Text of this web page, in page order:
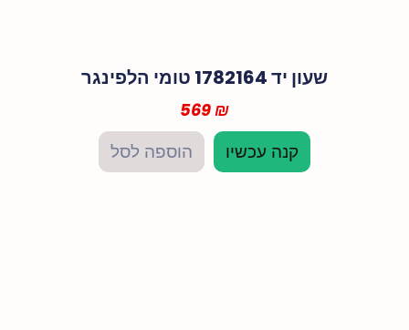
שעון יד 1782164 טומי הלפינגר
569₪
קנה עכשיו הוספה לסל